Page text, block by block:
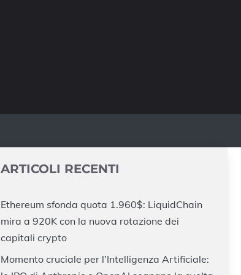
ARTICOLI RECENTI
Ethereum sfonda quota 1.960$: LiquidChain
mira a 920K con la nuova rotazione dei
capitali crypto
Momento cruciale per l’Intelligenza Artificiale: